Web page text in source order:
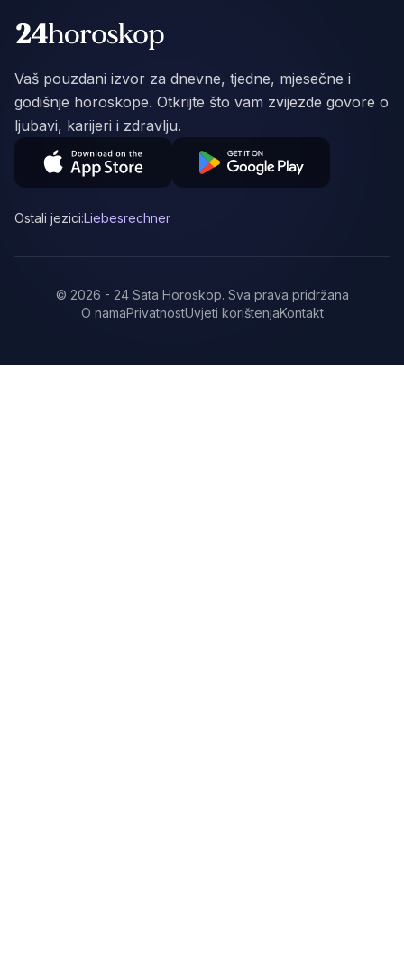
Vaš pouzdani izvor za dnevne, tjedne, mjesečne i
godišnje horoskope. Otkrijte što vam zvijezde govore o
ljubavi, karijeri i zdravlju.
Ostali jezici:Liebesrechner
© 2026 - 24 Sata Horoskop. Sva prava pridržana
O namaPrivatnostUvjeti korištenjaKontakt